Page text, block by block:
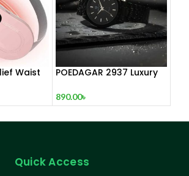
Waist
POEDAGAR 2937 Luxury
890.00৳
Quick Access